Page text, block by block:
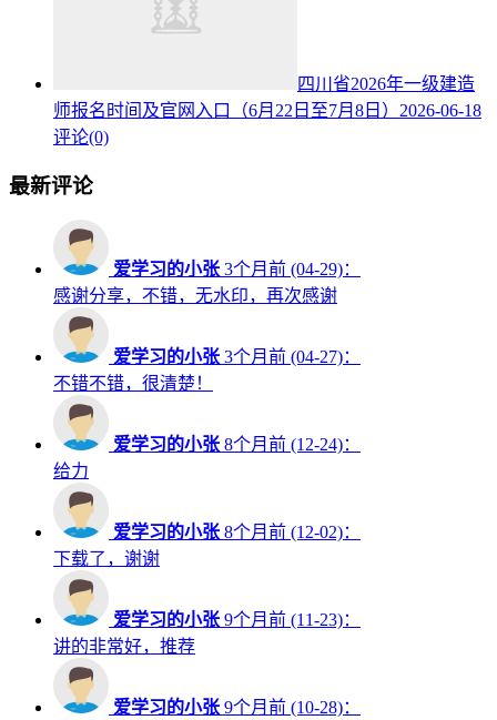
四川省2026年一级建造
师报名时间及官网入口（6月22日至7月8日） 2026-06-18
评论(0)
最新评论
爱学习的小张 3个月前 (04-29)：
感谢分享，不错，无水印，再次感谢
爱学习的小张 3个月前 (04-27)：
不错不错，很清楚！
爱学习的小张 8个月前 (12-24)：
给力
爱学习的小张 8个月前 (12-02)：
下载了，谢谢
爱学习的小张 9个月前 (11-23)：
讲的非常好，推荐
爱学习的小张 9个月前 (10-28)：